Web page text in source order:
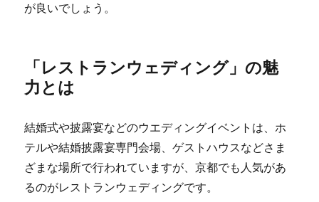
が良いでしょう。
「レストランウェディング」の魅
力とは
結婚式や披露宴などのウエディングイベントは、ホ
テルや結婚披露宴専門会場、ゲストハウスなどさま
ざまな場所で行われていますが、京都でも人気があ
るのがレストランウェディングです。